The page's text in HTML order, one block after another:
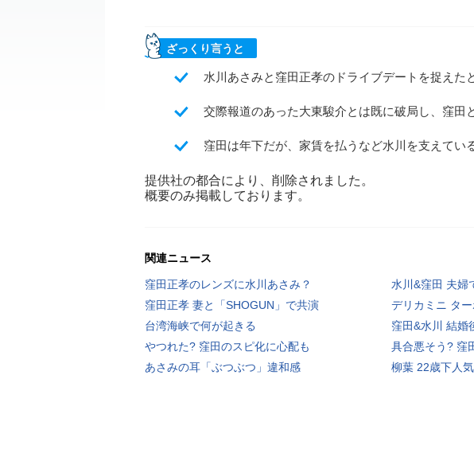
ざっくり言うと
水川あさみと窪田正孝のドライブデートを捉えた
交際報道のあった大東駿介とは既に破局し、窪田
窪田は年下だが、家賃を払うなど水川を支えてい
提供社の都合により、削除されました。
概要のみ掲載しております。
関連ニュース
窪田正孝のレンズに水川あさみ？
水川&窪田 夫婦
窪田正孝 妻と「SHOGUN」で共演
デリカミニ タ
台湾海峡で何が起きる
窪田&水川 結婚
やつれた? 窪田のスピ化に心配も
具合悪そう? 窪
あさみの耳「ぶつぶつ」違和感
柳葉 22歳下人